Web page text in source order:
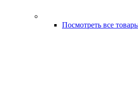
Посмотреть все